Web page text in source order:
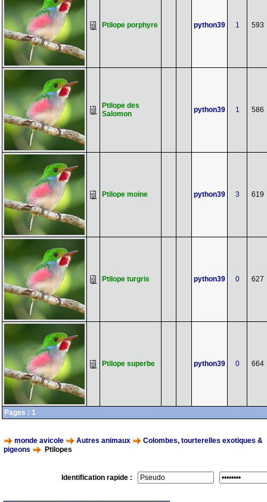
Ptilope porphyre python39 1 593
Ptilope des
Salomon
python39 1 586
Ptilope moine python39 3 619
Ptilope turgris python39 0 627
Ptilope superbe python39 0 664
Pages : 1
monde avicole Autres animaux
Colombes, tourterelles exotiques &
pigeons
Ptilopes
Identification rapide :